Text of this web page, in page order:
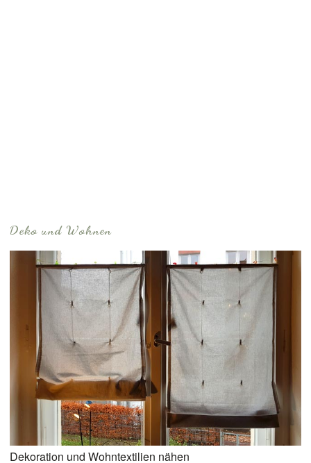
Deko und Wohnen
Dekoration und Wohntextilien nähen